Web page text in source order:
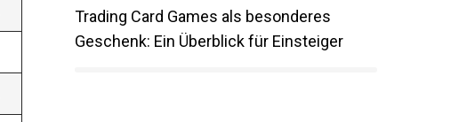
Trading Card Games als besonderes
Geschenk: Ein Überblick für Einsteiger